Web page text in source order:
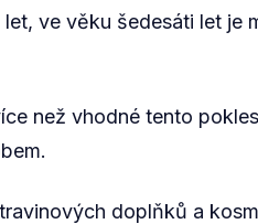
ve věku šedesáti let je
než vhodné tento
doplňků a